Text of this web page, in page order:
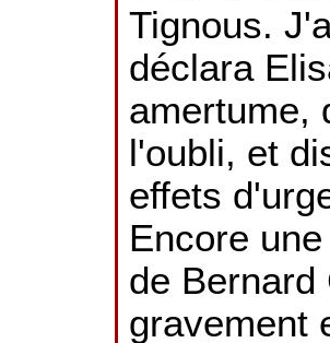
Tignous.
déclara
amertume,
l'oubli, et
effets
Encore
de Bernard
gravement